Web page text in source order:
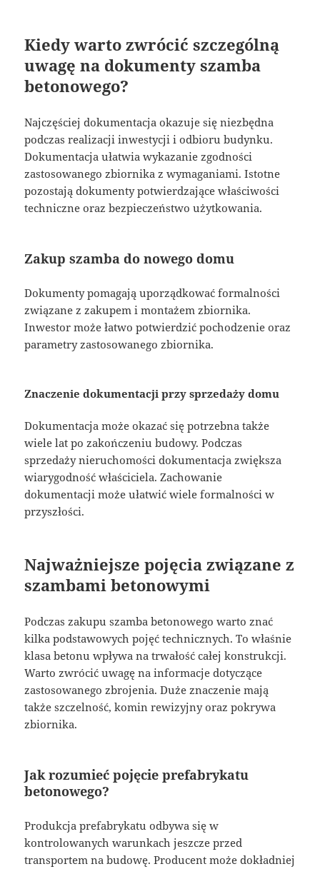
Kiedy warto zwrócić szczególną
uwagę na dokumenty szamba
betonowego?
Najczęściej dokumentacja okazuje się niezbędna
podczas realizacji inwestycji i odbioru budynku.
Dokumentacja ułatwia wykazanie zgodności
zastosowanego zbiornika z wymaganiami. Istotne
pozostają dokumenty potwierdzające właściwości
techniczne oraz bezpieczeństwo użytkowania.
Zakup szamba do nowego domu
Dokumenty pomagają uporządkować formalności
związane z zakupem i montażem zbiornika.
Inwestor może łatwo potwierdzić pochodzenie oraz
parametry zastosowanego zbiornika.
Znaczenie dokumentacji przy sprzedaży domu
Dokumentacja może okazać się potrzebna także
wiele lat po zakończeniu budowy. Podczas
sprzedaży nieruchomości dokumentacja zwiększa
wiarygodność właściciela. Zachowanie
dokumentacji może ułatwić wiele formalności w
przyszłości.
Najważniejsze pojęcia związane z
szambami betonowymi
Podczas zakupu szamba betonowego warto znać
kilka podstawowych pojęć technicznych. To właśnie
klasa betonu wpływa na trwałość całej konstrukcji.
Warto zwrócić uwagę na informacje dotyczące
zastosowanego zbrojenia. Duże znaczenie mają
także szczelność, komin rewizyjny oraz pokrywa
zbiornika.
Jak rozumieć pojęcie prefabrykatu
betonowego?
Produkcja prefabrykatu odbywa się w
kontrolowanych warunkach jeszcze przed
transportem na budowę. Producent może dokładniej